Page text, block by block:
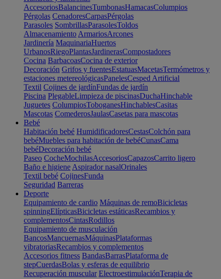
AccesoriosBalancinesTumbonasHamacasColumpios
Pérgolas CenadoresCarpasPérgolas
Parasoles SombrillasParasolesToldos
Almacenamiento ArmariosArcones
Jardinería MaquinariaHuertos
UrbanosRiegoPlantasJardinerasCompostadores
Cocina BarbacoasCocina de exterior
Decoración Grifos y fuentesEstatuasMacetasTermómetros y
estaciones metereológicasPanelesCesped Artificial
Textil Cojines de jardínFundas de jardín
Piscina PlegableLimpieza de piscinasDuchaHinchable
Juguetes ColumpiosToboganesHinchablesCasitas
Mascotas ComederosJaulasCasetas para mascotas
Bebé
Habitación bebé HumidificadoresCestasColchón para
bebéMuebles para habitación de bebéCunasCama
bebéDecoración bebé
Paseo CocheMochilasAccesoriosCapazosCarrito ligero
Baño e higiene Aspirador nasalOrinales
Textil bebé CojinesFunda
Seguridad Barreras
Deporte
Equipamiento de cardio Máquinas de remoBicicletas
spinningElípticasBicicletas estáticasRecambios y
complementosCintasRodillos
Equipamiento de musculación
BancosMancuernasMáquinasPlataformas
vibratoriasRecambios y complementos
Accesorios fitness BandasBarrasPlataforma de
stepCuerdasBolas y esferas de equilibrio
Recuperación muscular ElectroestimulaciónTerapia de